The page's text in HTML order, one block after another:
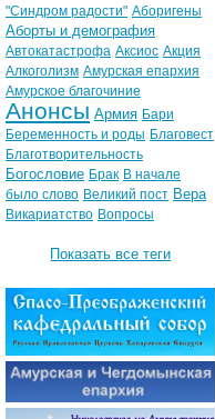
"Синдром радости" Аборигены
Аборты и демография
Автокатастрофа Аксиос Акция
Алкоголизм Амурская епархия
Амурское благочиние
Анонсы Армия Бари
Беременность и роды Благовест
Благотворительность
Богословие Брак В начале
было слово Великий пост Вера
Викариатство Вопросы
Показать все теги